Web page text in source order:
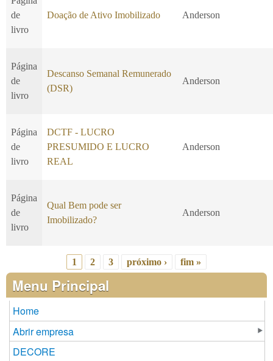
de
livro
Doação de Ativo Imobilizado Anderson
Página
de
livro
Descanso Semanal Remunerado
(DSR)
Anderson
Página
de
livro
DCTF - LUCRO
PRESUMIDO E LUCRO
REAL
Anderson
Página
de
livro
Qual Bem pode ser
Imobilizado?
Anderson
Páginas
1 2 3 próximo › fim »
Menu Principal
Home
Abrir empresa
DECORE